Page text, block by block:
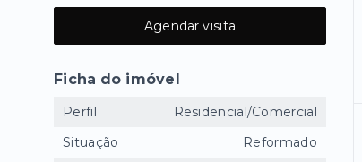
Agendar visita
Ficha do imóvel
Perfil
Residencial/Comercial
Situação
Reformado